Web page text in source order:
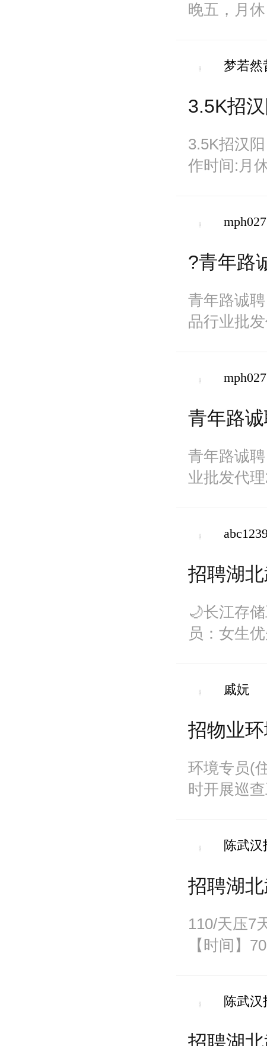
晚五，月
梦若然
3.5K招
3.5K招汉
作时间:月
mph027
?青年路
青年路诚
品行业批
mph027
青年路
青年路诚
业批发代
招聘湖
🌙长江存
员：女生
戚妧
招物业
环境专员(
时开展巡
陈武汉
招聘湖
110/天压7
【时间】
陈武汉